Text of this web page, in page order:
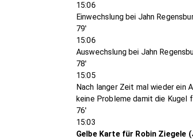
15:06
Einwechslung bei Jahn
79'
15:06
Auswechslung bei Jahn
78'
15:05
Nach langer Zeit mal wieder ein
keine Probleme damit die Kugel
76'
15:03
Gelbe Karte für Robin Ziegele